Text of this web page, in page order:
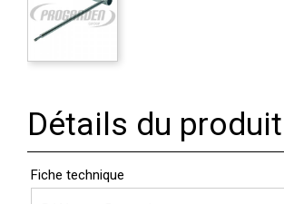
Détails du produit
Fiche technique